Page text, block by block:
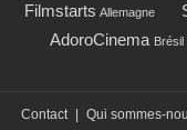
Filmstarts Allemagne
AdoroCinema Brésil
Contact Qui sommes-